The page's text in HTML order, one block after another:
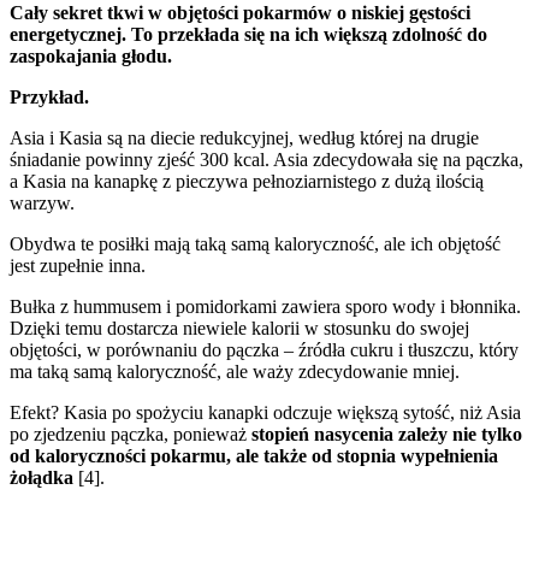
Cały sekret tkwi w objętości pokarmów o niskiej gęstości
energetycznej. To przekłada się na ich większą zdolność do
zaspokajania głodu.
Przykład.
Asia i Kasia są na diecie redukcyjnej, według której na drugie
śniadanie powinny zjeść 300 kcal. Asia zdecydowała się na pączka,
a Kasia na kanapkę z pieczywa pełnoziarnistego z dużą ilością
warzyw.
Obydwa te posiłki mają taką samą kaloryczność, ale ich objętość
jest zupełnie inna.
Bułka z hummusem i pomidorkami zawiera sporo wody i błonnika.
Dzięki temu dostarcza niewiele kalorii w stosunku do swojej
objętości, w porównaniu do pączka – źródła cukru i tłuszczu, który
ma taką samą kaloryczność, ale waży zdecydowanie mniej.
Efekt? Kasia po spożyciu kanapki odczuje większą sytość, niż Asia
po zjedzeniu pączka, ponieważ stopień nasycenia zależy nie tylko
od kaloryczności pokarmu, ale także od stopnia wypełnienia
żołądka [4].